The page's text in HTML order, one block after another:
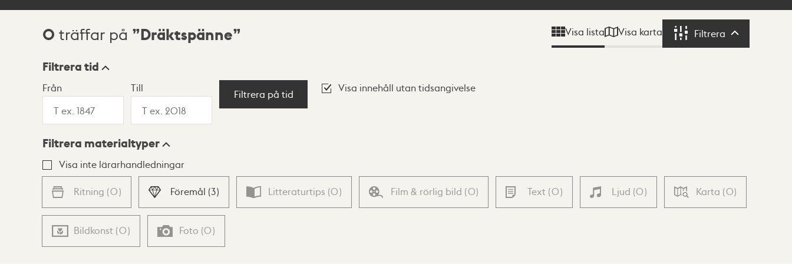
Sökresultat
0 träffar på Dräktspänne Visa lista Visa karta Filtrera Filtrera
Visningsläge
Lista Karta
Filtrera tid
Från Till
Filtrera på tid
Visa innehåll utan tidsangivelse
Filtrera materialtyper
Visa inte lärarhandledningar
Ritning (0) Föremål (3) Litteraturtips (0) Film & rörlig bild (0) Text (0) Ljud (0) Karta (0)
Bildkonst (0) Foto (0)